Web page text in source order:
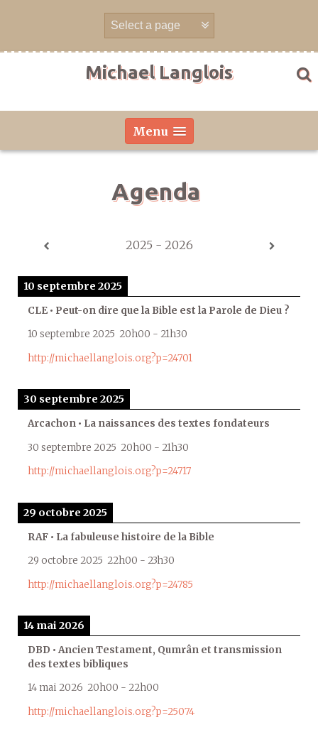
Michael Langlois
Menu
Agenda
2025 - 2026
10 septembre 2025
CLE • Peut-on dire que la Bible est la Parole de Dieu ?
10 septembre 2025 20h00 - 21h30
http://michaellanglois.org?p=24701
30 septembre 2025
Arcachon • La naissances des textes fondateurs
30 septembre 2025 20h00 - 21h30
http://michaellanglois.org?p=24717
29 octobre 2025
RAF • La fabuleuse histoire de la Bible
29 octobre 2025 22h00 - 23h30
http://michaellanglois.org?p=24785
14 mai 2026
DBD • Ancien Testament, Qumrân et transmission
des textes bibliques
14 mai 2026 20h00 - 22h00
http://michaellanglois.org?p=25074